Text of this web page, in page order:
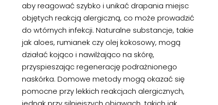
aby reagować szybko i unikać drapania miejsc
objętych reakcją alergiczną, co może prowadzić
do wtórnych infekcji. Naturalne substancje, takie
jak aloes, rumianek czy olej kokosowy, mogą
działać kojąco i nawilżająco na skórę,
przyspieszając regenerację podrażnionego
naskórka. Domowe metody mogą okazać się
pomocne przy lekkich reakcjach alergicznych,